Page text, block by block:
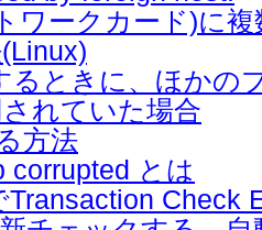
ワークカード)に
るときに、ほかの
れていた場合
方法
corrupted とは
Check